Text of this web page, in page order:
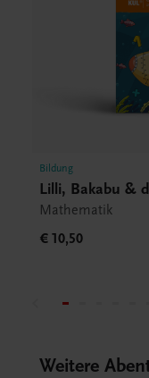
Bildung
Lilli, Bakabu &
Mathematik
€ 10,50
Weitere